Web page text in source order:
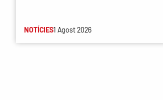
NOTÍCIES1 Agost 2026